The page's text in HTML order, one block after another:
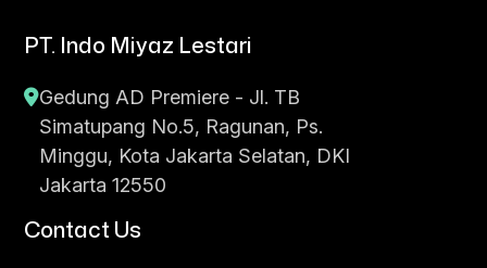
PT. Indo Miyaz Lestari
Gedung AD Premiere - Jl. TB
Simatupang No.5, Ragunan, Ps.
Minggu, Kota Jakarta Selatan, DKI
Jakarta 12550
Contact Us